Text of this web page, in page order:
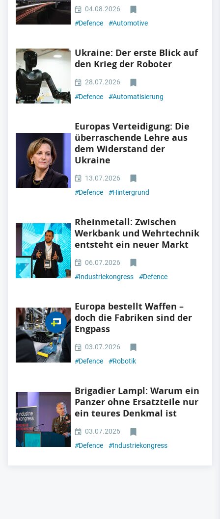
04.08.2026
#Defence #Automotive
Ukraine: Der erste Blick auf
den Krieg der Roboter
28.07.2026
#Defence #Automatisierung
Europas Verteidigung: Die
überraschende Lehre aus
dem Widerstand der
Ukraine
13.07.2026
#Defence #Hintergrund
Rheinmetall: Zwischen
Werkbank und Wehrtechnik
entsteht ein neuer Markt
06.07.2026
#Industriekongress #Defence
Europa bestellt Waffen –
doch die Fabriken sind der
Engpass
03.07.2026
#Defence #Robotik
Brigadier Lampl: Warum ein
Panzer ohne Ersatzteile nur
ein teures Denkmal ist
03.07.2026
#Defence #Industriekongress